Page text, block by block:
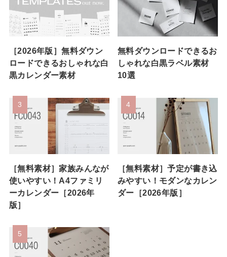
［2026年版］無料ダウン
ロードできるおしゃれな白
黒カレンダー素材
無料ダウンロードできるお
しゃれな白黒ラベル素材
10選
［無料素材］家族みんなが
使いやすい！A4ファミリ
ーカレンダー［2026年
版］
［無料素材］予定が書き込
みやすい！モダンなカレン
ダー［2026年版］